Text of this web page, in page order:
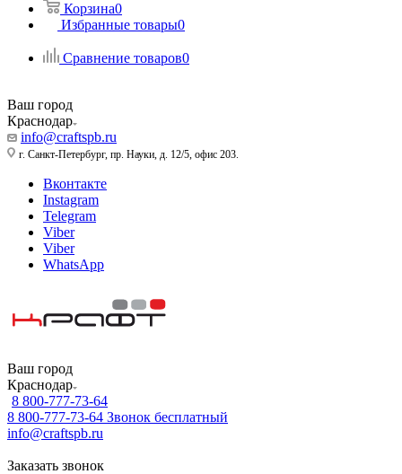
Корзина0
Избранные товары0
Сравнение товаров0
Ваш город
Краснодар
info@craftspb.ru
г. Санкт-Петербург, пр. Науки, д. 12/5, офис 203.
Вконтакте
Instagram
Telegram
Viber
Viber
WhatsApp
Ваш город
Краснодар
8 800-777-73-64
8 800-777-73-64 Звонок бесплатный
info@craftspb.ru
Заказать звонок